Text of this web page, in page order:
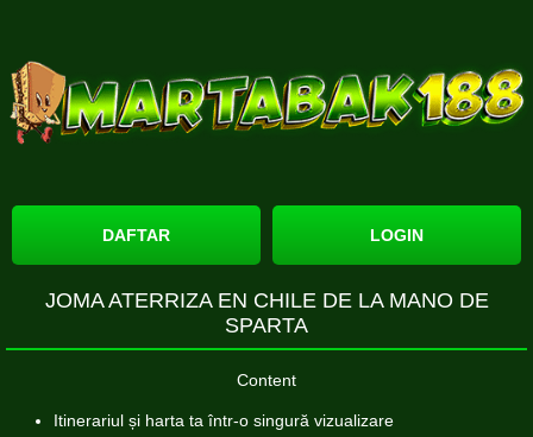
DAFTAR LOGIN
JOMA ATERRIZA EN CHILE DE LA MANO DE
SPARTA
Content
Itinerariul și harta ta într-o singură vizualizare